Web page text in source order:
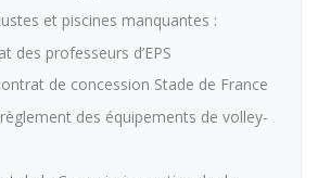
et piscines manquantes :
des professeurs d’EPS
de concession Stade de France
des équipements de volley-